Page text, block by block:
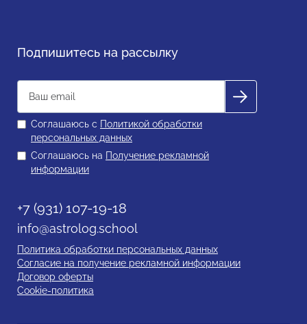
Подпишитесь на рассылку
Соглашаюсь с Политикой обработки
персональных данных
Соглашаюсь на Получение рекламной
информации
+7 (931) 107-19-18
info@astrolog.school
Политика обработки персональных данных
Согласие на получение рекламной информации
Договор оферты
Cookie-политика